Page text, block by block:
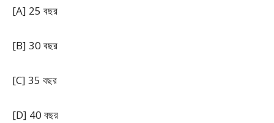
[A] 25 বছর
[B] 30 বছর
[C] 35 বছর
[D] 40 বছর